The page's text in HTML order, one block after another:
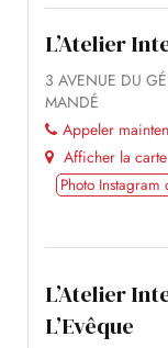
L’Atelier
3 AVENUE DU
MANDÉ
Appeler
Afficher la carte
Photo Instagram
L’Evêque
3 ROUTE DU